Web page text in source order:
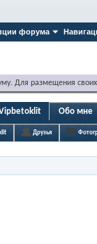
форума
Для размещения
Vipbetoklit Обо мне
Друзья